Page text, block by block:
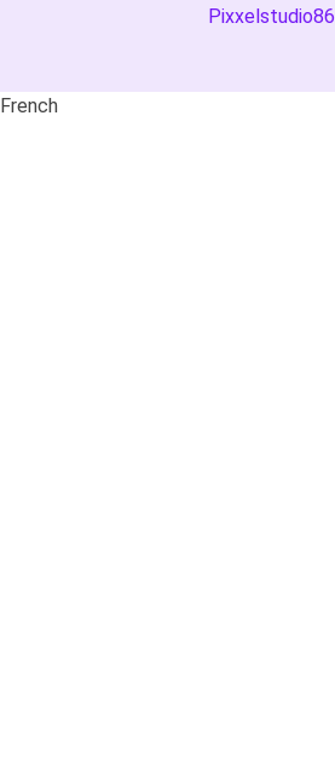
Pixxelstudio86
French